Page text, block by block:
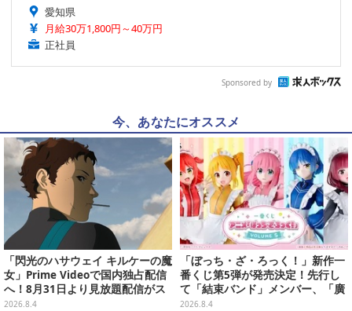
愛知県
月給30万1,800円～40万円
正社員
Sponsored by
今、あなたにオススメ
「閃光のハサウェイ キルケーの魔
女」Prime Videoで国内独占配信
へ！8月31日より見放題配信がス
タート
2026.8.4
「ぼっち・ざ・ろっく！」新作一
番くじ第5弾が発売決定！先行し
て「結束バンド」メンバー、「廣
井きくり」のメイド衣装フィギュ
2026.8.4